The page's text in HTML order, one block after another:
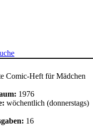
Comic-Heft für Mädchen
1976
wöchentlich (donnerstags)
16